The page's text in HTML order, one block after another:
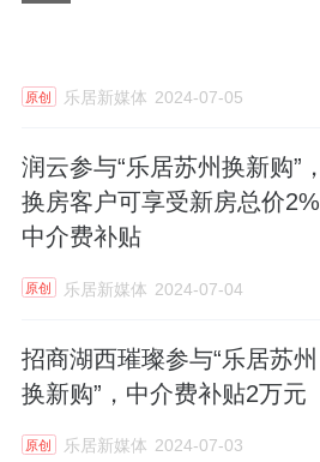
原创 乐居新媒体 2024-07-05
润云参与“乐居苏州换新购”，
换房客户可享受新房总价2%
中介费补贴
原创 乐居新媒体 2024-07-04
招商湖西璀璨参与“乐居苏州
换新购”，中介费补贴2万元
原创 乐居新媒体 2024-07-03